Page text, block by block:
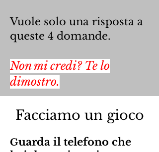
Vuole solo una risposta a
queste 4 domande.
Non mi credi? Te lo
dimostro.
Facciamo un gioco
Guarda il telefono che